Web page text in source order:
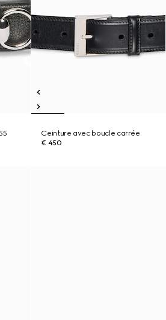
Ceinture avec boucle carrée
€ 450